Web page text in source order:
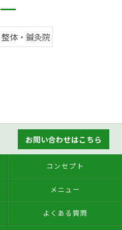
整体・鍼灸院
お問い合わせはこちら
コンセプト
メニュー
よくある質問